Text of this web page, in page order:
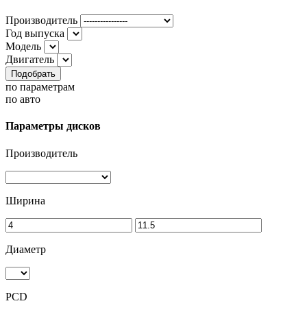
Производитель
Год выпуска
Модель
Двигатель
Подобрать
по параметрам
по авто
Параметры дисков
Производитель
Ширина
Диаметр
PCD